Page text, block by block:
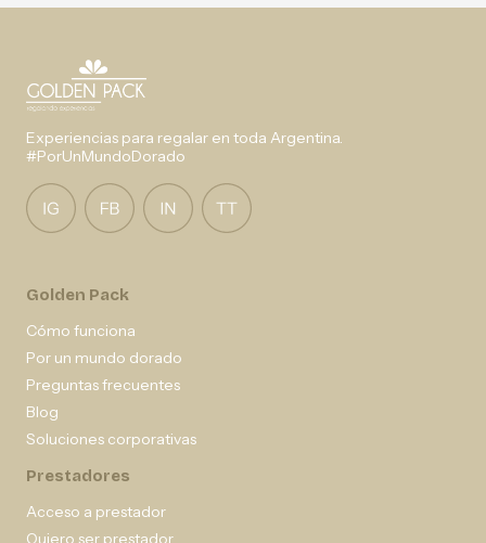
Experiencias para regalar en toda Argentina.
#PorUnMundoDorado
Golden Pack
Cómo funciona
Por un mundo dorado
Preguntas frecuentes
Blog
Soluciones corporativas
Prestadores
Acceso a prestador
Quiero ser prestador